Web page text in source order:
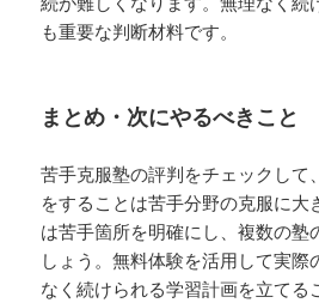
も重要な判断材料です。
まとめ・次にやるべきこと
苦手克服塾の評判をチェックして
をすることは苦手分野の克服に大
は苦手箇所を明確にし、複数の塾
しょう。無料体験を活用して実際
なく続けられる学習計画を立てる